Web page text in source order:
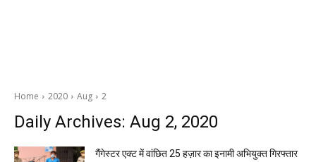
Home 2020 Aug 2
Daily Archives: Aug 2, 2020
गैंगेस्टर एक्ट में वांछित 25 हज़ार का इनामी अभियुक्त गिरफ्तार